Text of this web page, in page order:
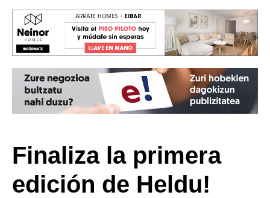
Finaliza la primera
edición de Heldu!